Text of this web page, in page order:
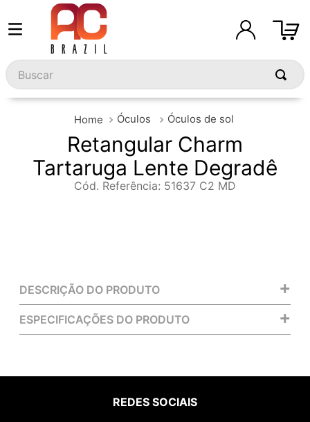
Buscar
Óculos Óculos de sol
Retangular Charm
Tartaruga Lente Degradê
Cód. Referência: 51637 C2 MD
DESCRIÇÃO DO PRODUTO +
ESPECIFICAÇÕES DO PRODUTO +
REDES SOCIAIS